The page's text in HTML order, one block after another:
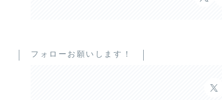
フォローお願いします！